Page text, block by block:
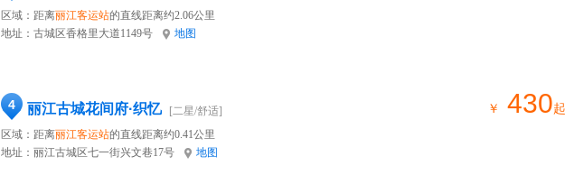
区域：距离丽江客运站的直线距离约2.06公里
地址： 古城区香格里大道1149号 地图
4 丽江古城花间府·织忆
[二星/舒适]
区域：距离丽江客运站的直线距离约0.41公里
地址： 丽江古城区七一街兴文巷17号 地图
￥ 430起